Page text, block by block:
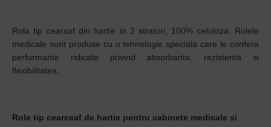
Rola tip cearsaf din hartie in 2 straturi, 100% celuloza. Rolele
medicale sunt produse cu o tehnologie speciala care le confera
performante ridicate privind absorbanta, rezistenta si
flexibilitatea.
Role tip cearceaf de hartie pentru cabinete medicale si